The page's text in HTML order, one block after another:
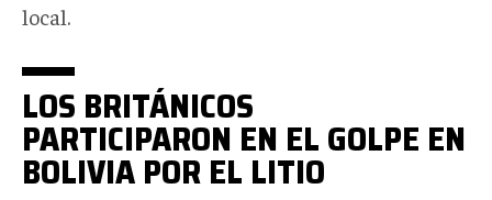
local.
LOS BRITÁNICOS
PARTICIPARON EN EL GOLPE EN
BOLIVIA POR EL LITIO